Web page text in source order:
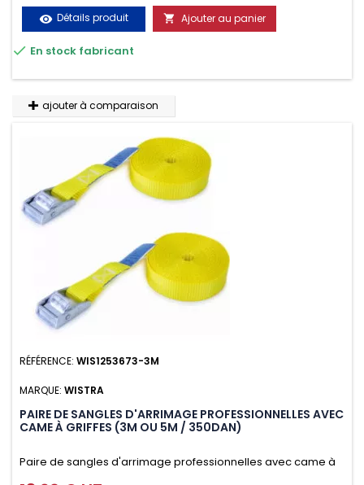
vos chargements pendant le transport. Matière polyester
très résistante aux UV et aux variations de températures,
n'absorbe pas l'eau.
visibility Détails produit  Ajouter au panier
 En stock fabricant
ajouter à comparaison
RÉFÉRENCE: WIS1253673-3M
MARQUE: WISTRA
PAIRE DE SANGLES D'ARRIMAGE PROFESSIONNELLES AVEC
CAME À GRIFFES (3M OU 5M / 350DAN)
Paire de sangles d'arrimage professionnelles avec came à